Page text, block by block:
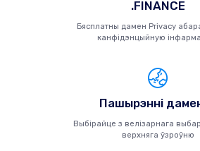
.FINANCE
Бясплатны дамен Privacy
канфідэнцыйную
Пашырэнні
Выбірайце з велізарнага
верхняга ўзроўню